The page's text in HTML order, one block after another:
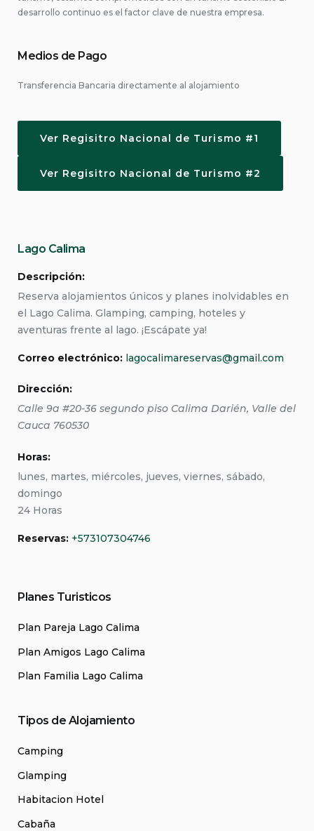
desarrollo continuo es el factor clave de nuestra empresa.
Medios de Pago
Transferencia Bancaria directamente al alojamiento
Ver Regisitro Nacional de Turismo #1
Ver Regisitro Nacional de Turismo #2
Lago Calima
Descripción:
Reserva alojamientos únicos y planes inolvidables en
el Lago Calima. Glamping, camping, hoteles y
aventuras frente al lago. ¡Escápate ya!
Correo electrónico: lagocalimareservas@gmail.com
Dirección:
Calle 9a #20-36 segundo piso Calima Darién, Valle del
Cauca 760530
Horas:
lunes, martes, miércoles, jueves, viernes, sábado,
domingo
24 Horas
Reservas: +573107304746
Planes Turisticos
Plan Pareja Lago Calima
Plan Amigos Lago Calima
Plan Familia Lago Calima
Tipos de Alojamiento
Camping
Glamping
Habitacion Hotel
Cabaña